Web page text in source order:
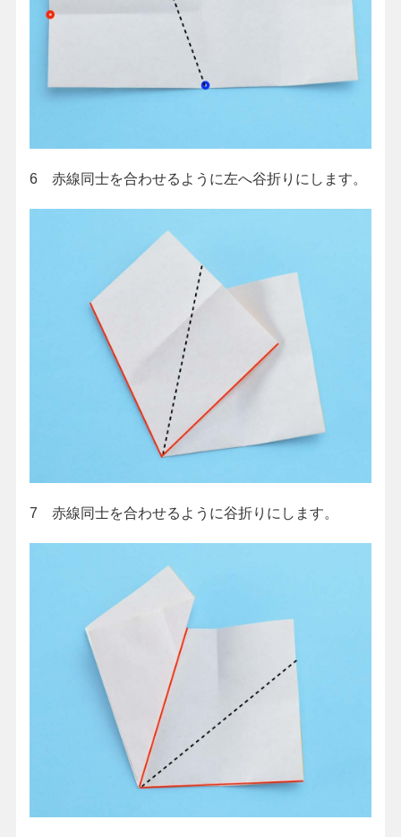
6 赤線同士を合わせるように左へ谷折りにします。
7 赤線同士を合わせるように谷折りにします。